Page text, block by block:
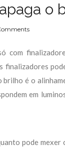
o
com
é o
em
pode mexer